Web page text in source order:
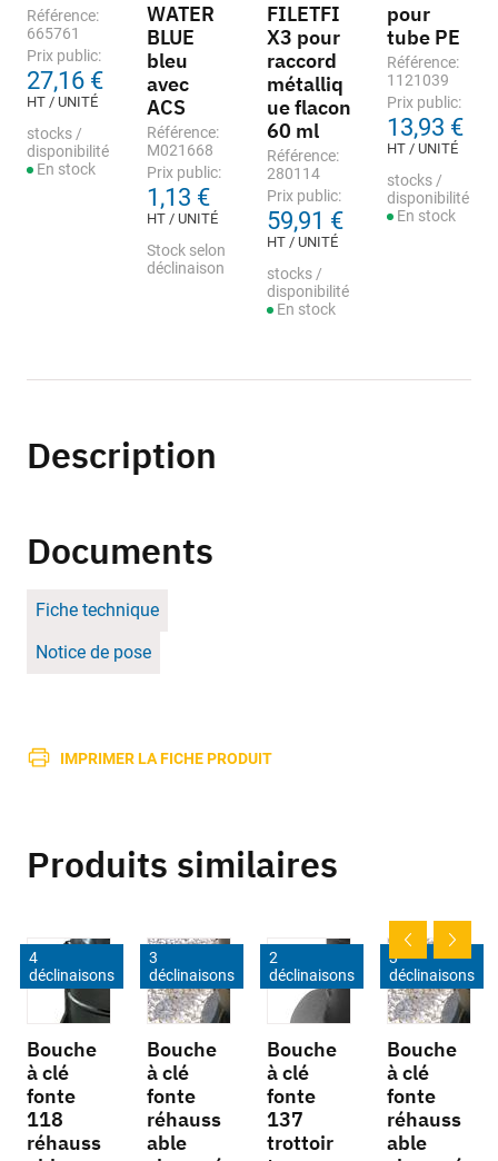
Référence:
665761
Prix public:
27,16 €
HT / UNITÉ
stocks /
disponibilité
En stock
WATER
BLUE
bleu
avec
ACS
Référence:
M021668
Prix public:
1,13 €
HT / UNITÉ
Stock selon
déclinaison
FILETFI
X3 pour
raccord
métalliq
ue flacon
60 ml
Référence:
280114
Prix public:
59,91 €
HT / UNITÉ
stocks /
disponibilité
En stock
pour
tube PE
Référence:
1121039
Prix public:
13,93 €
HT / UNITÉ
stocks /
disponibilité
En stock
Description
Documents
Fiche technique
Notice de pose
IMPRIMER LA FICHE PRODUIT
Produits similaires
4
déclinaisons
Bouche
à clé
fonte
118
réhauss
3
déclinaisons
Bouche
à clé
fonte
réhauss
able
2
déclinaisons
Bouche
à clé
fonte
137
trottoir
3
déclinaisons
Bouche
à clé
fonte
réhauss
able